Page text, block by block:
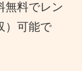
無料でレン
）可能で